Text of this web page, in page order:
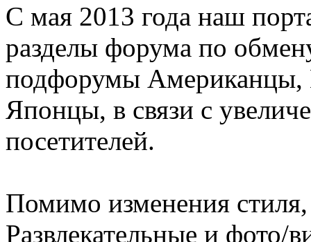
С мая 2013 года наш
разделы форума по
подфорумы
Японцы, в связи с
посетителей.
Помимо изменения
Развлекательные и фото/